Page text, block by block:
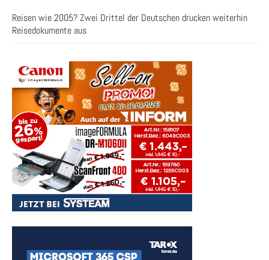
Reisen wie 2005? Zwei Drittel der Deutschen drucken weiterhin
Reisedokumente aus